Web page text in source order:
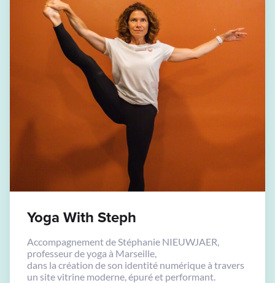
Yoga With Steph
Accompagnement de Stéphanie NIEUWJAER,
professeur de yoga à Marseille,
dans la création de son identité numérique à travers
un site vitrine moderne, épuré et performant.